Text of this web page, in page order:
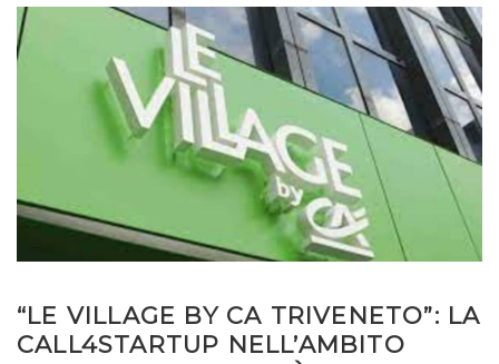
“LE VILLAGE BY CA TRIVENETO”: LA
CALL4STARTUP NELL’AMBITO